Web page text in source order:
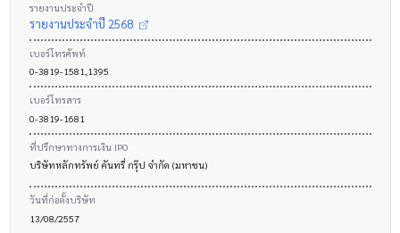
รายงานประจำปี
รายงานประจำปี 2568
เบอร์โทรศัพท์
0-3819-1581,1395
เบอร์โทรสาร
0-3819-1681
ที่ปรึกษาทางการเงิน IPO
บริษัทหลักทรัพย์ คันทรี่ กรุ๊ป จำกัด (มหาชน)
วันที่ก่อตั้งบริษัท
13/08/2557